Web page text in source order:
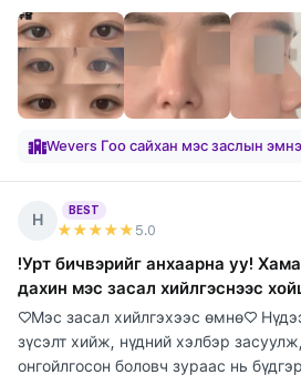
Wevers Гоо сайхан мэс заслын
Н
BEST
★★★★★ 5.0
!Урт бичвэрийг анхаарна уу!
дахин мэс засал хийлгэснээс
♡Мэс засал хийлгэхээс өмнө♡
зүсэлт хийж, нүдний хэлбэр
онгойлгосон боловч зураас нь